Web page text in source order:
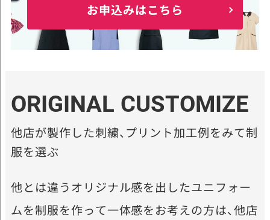
お申込みはこちら
ORIGINAL CUSTOMIZE
他店が製作した刺繍、プリント加工例をみて制
服を選ぶ
他とは違うオリジナル感を出したユニフォー
ムを制服を作って一体感をお考えの方は、他店